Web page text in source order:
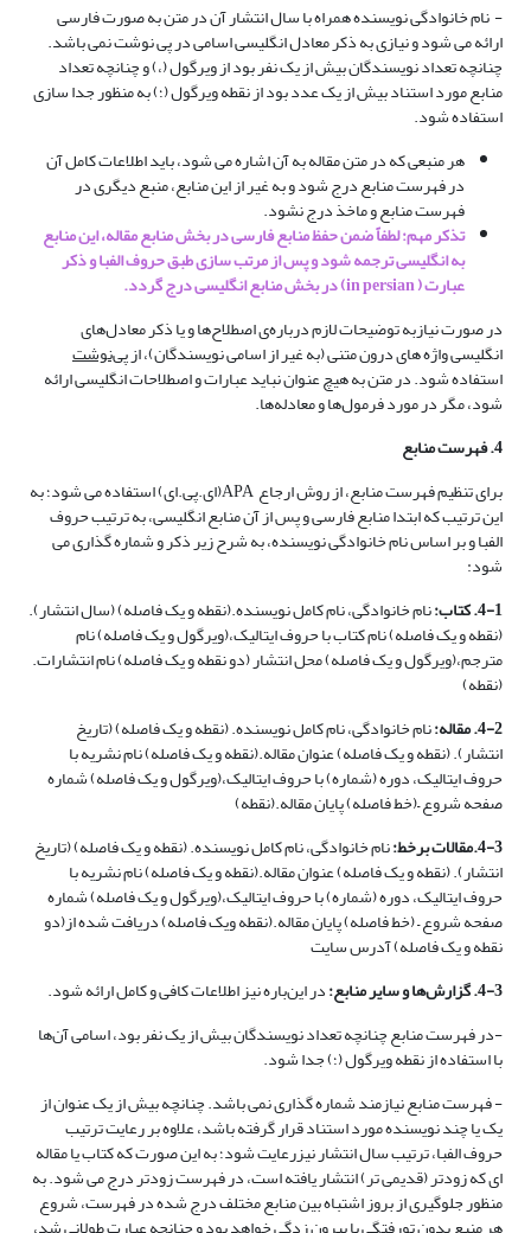
- نام خانوادگی نویسنده همراه با سال انتشار آن در متن به صورت فارسی
ارائه می شود و نیازی به ذکر معادل انگلیسی اسامی در پی نوشت نمی باشد.
چنانچه تعداد نویسندگان بیش از یک نفر بود از ویرگول (،) و چنانچه تعداد
منابع مورد استناد بیش از یک عدد بود از نقطه ویرگول (؛) به منظور جدا سازی
استفاده شود.
هر منبعی که در متن مقاله به آن اشاره می شود، باید اطلاعات کامل آن
در فهرست منابع درج شود و به غیر از این منابع، منبع دیگری در
فهرست منابع و ماخذ درج نشود.
تذکر مهم: لطفاً ضمن حفظ منابع فارسی در بخش منابع مقاله، این منابع
به انگلیسی ترجمه شود و پس از مرتب سازی طبق حروف الفبا و ذکر
عبارت ( in persian) در بخش منابع انگلیسی درج گردد.
در صورت نیازبه توضیحات لازم درباره‌ی اصطلاح‌ها و یا ذکر معادل‌های
انگلیسی واژه های درون متنی (به غیر از اسامی نویسندگان)، ازپی‌نوشت
استفاده شود. در متن به هیچ عنوان نباید عبارات و اصطلاحات انگلیسی ارائه
شود، مگر در مورد فرمول‌ها و معادله‌ها.
4. فهرست منابع
برای تنظیم فهرست منابع، از روش ارجاع APA(ای.پی.ای) استفاده می شود؛ به
این ترتیب که ابتدا منابع فارسی و پس از آن منابع انگلیسی، به ترتیب حروف
الفبا و بر اساس نام خانوادگی نویسنده، به شرح زیر ذکر و شماره گذاری می
شود:
4-1. کتاب:
نام خانوادگی، نام کامل نویسنده.(نقطه و یک فاصله) (سال انتشار).
(نقطه و یک فاصله) نام کتاب با حروف ایتالیک،(ویرگول و یک فاصله) نام
مترجم،(ویرگول و یک فاصله) محل انتشار (دو نقطه و یک فاصله) نام انتشارات.
(نقطه)
4-2. مقاله:
نام خانوادگی، نام کامل نویسنده. (نقطه و یک فاصله) (تاریخ
انتشار). (نقطه و یک فاصله) عنوان مقاله.(نقطه و یک فاصله) نام نشریه با
حروف ایتالیک، دوره (شماره) با حروف ایتالیک،(ویرگول و یک فاصله) شماره
صفحه شروع –(خط فاصله) پایان مقاله.(نقطه)
4-3.مقالات برخط:
نام خانوادگی، نام کامل نویسنده. (نقطه و یک فاصله) (تاریخ
انتشار). (نقطه و یک فاصله) عنوان مقاله.(نقطه و یک فاصله) نام نشریه با
حروف ایتالیک، دوره (شماره) با حروف ایتالیک،(ویرگول و یک فاصله) شماره
صفحه شروع – (خط فاصله) پایان مقاله.(نقطه ویک فاصله) دریافت شده از(دو
نقطه و یک فاصله) آدرس سایت
4-3. گزارش‌ها و سایر منابع:
در این‌باره نیز اطلاعات کافی و کامل ارائه شود.
-در فهرست منابع چنانچه تعداد نویسندگان بیش از یک نفر بود، اسامی آن‌ها
با استفاده از نقطه ویرگول (؛) جدا شود.
- فهرست منابع نیازمند شماره گذاری نمی باشد. چنانچه بیش از یک عنوان از
یک یا چند نویسنده مورد استناد قرار گرفته باشد، علاوه بر رعایت ترتیب
حروف الفبا، ترتیب سال انتشار نیزرعایت شود؛ به این صورت که کتاب یا مقاله
ای که زودتر (قدیمی تر) انتشار یافته است، در فهرست زودتر درج می شود. به
منظور جلوگیری از بروز اشتباه بین منابع مختلف درج شده در فهرست، شروع